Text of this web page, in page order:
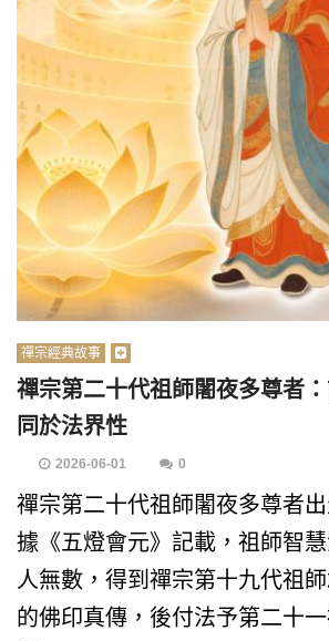
禪宗經典故事
禪宗第二十代祖師闍夜多尊者
同於法界性
2026-06-01 0
禪宗第二十代祖師闍夜多尊者出
據《五燈會元》記載，祖師智
人無數，得到禪宗第十九代祖
的佛印真傳，後付法予第二十